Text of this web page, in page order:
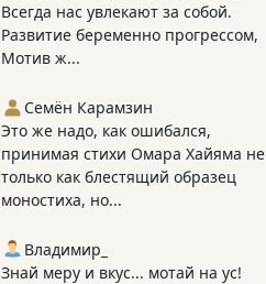
Всегда нас увлекают за собой.
Развитие беременно прогрессом,
Мотив ж...
Семён Карамзин
Это же надо, как ошибался,
принимая стихи Омара Хайяма не
только как блестящий образец
моностиха, но...
Владимир_
Знай меру и вкус... мотай на ус!